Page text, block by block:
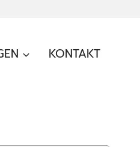
KONTAKT